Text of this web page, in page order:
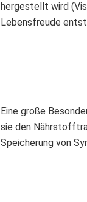
hergestellt wird
Lebensfreude
Eine große
sie den
Speicherung von